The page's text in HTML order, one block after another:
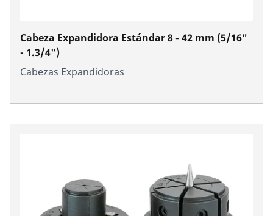
Cabeza Expandidora Estándar 8 - 42 mm (5/16"
- 1.3/4")
Cabezas Expandidoras